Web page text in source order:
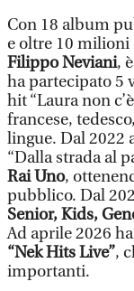
Con 18 album
e oltre 10 milioni
Filippo Neviani,
ha partecipato 5
hit “Laura non
francese,
lingue. Dal 2022
“Dalla strada al
Rai Uno,
pubblico. Dal
Senior, Kids,
Ad aprile 2026
“Nek Hits Live”,
importanti.